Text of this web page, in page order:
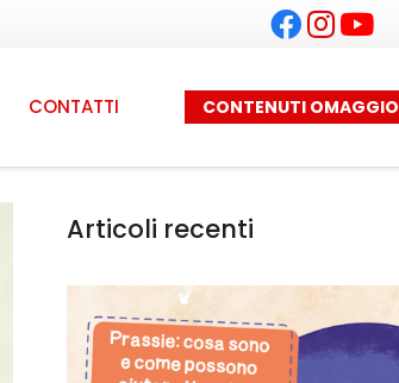
CONTATTI CONTENUTI OMAGGIO
Articoli recenti